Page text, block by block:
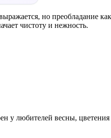
но преобладание
чистоту и нежность.
у любителей весны,